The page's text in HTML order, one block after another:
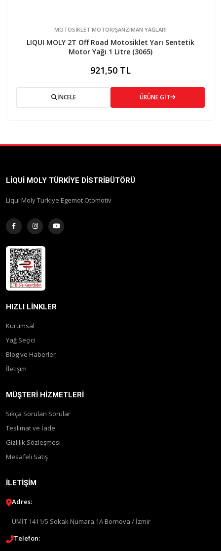
MOTOSİKLET MOTOR/ŞANZIMAN YAĞLARI
LIQUI MOLY 2T Off Road Motosiklet Yarı Sentetik
Motor Yağı 1 Litre (3065)
921,50 TL
İNCELE ÜRÜNE GİT
LIQUI MOLY TÜRKIYE DISTRIBÜTÖRÜ
Liqui Moly Turkiye Egemot Otomotiv
HIZLI LINKLER
Kurumsal
Yağ Seçici
Blog ve Haberler
İletişim
MÜŞTERI HIZMETLERI
Sıkça Sorulan Sorular
Teslimat ve İade
Gizlilik Sözleşmesi
Mesafeli Satış
İLETIŞIM
Adres:
ÜMİT 1411/5 Sokak Numara 1A Bornova / İzmir
Telefon: